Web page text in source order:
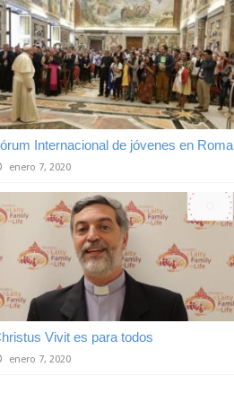
Internacional de jóvenes en Roma
enero 7, 2020
Vivit es para todos
enero 7, 2020